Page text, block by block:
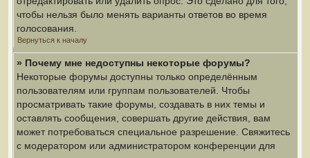
чтобы нельзя было менять варианты ответов во время
голосования.
Вернуться к началу
» Почему мне недоступны некоторые форумы?
Некоторые форумы доступны только определённым
пользователям или группам пользователей. Чтобы
просматривать такие форумы, создавать в них темы и
оставлять сообщения, совершать другие действия, вам
может потребоваться специальное разрешение. Свяжитесь
с модератором или администратором конференции для